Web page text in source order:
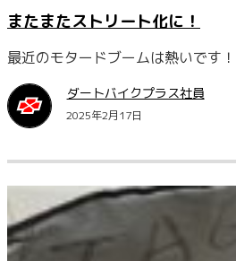
またまたストリート化に！
最近のモタードブームは熱いです
ダートバイクプラス社員
2025年2月17日